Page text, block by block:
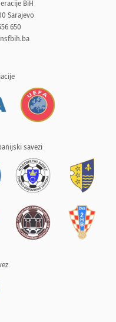
BiH
Sarajevo
650
savezi